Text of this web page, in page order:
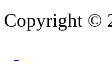
Copyright ©